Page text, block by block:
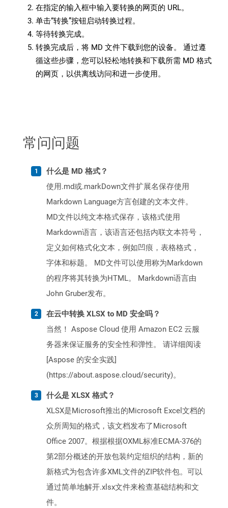
在指定的输入框中输入要转换的网页的 URL。
单击“转换”按钮启动转换过程。
等待转换完成。
转换完成后，将 MD 文件下载到您的设备。 通过遵
循这些步骤，您可以轻松地转换和下载所需 MD 格式
的网页，以供离线访问和进一步使用。
常问问题
什么是 MD 格式？
使用.md或.markDown文件扩展名保存使用
Markdown Language方言创建的文本文件。
MD文件以纯文本格式保存，该格式使用
Markdown语言，该语言还包括内联文本符号，
定义如何格式化文本，例如凹痕，表格格式，
字体和标题。 MD文件可以使用称为Markdown
的程序将其转换为HTML。 Markdown语言由
John Gruber发布。
在云中转换 XLSX to MD 安全吗？
当然！ Aspose Cloud 使用 Amazon EC2 云服
务器来保证服务的安全性和弹性。 请详细阅读
[Aspose 的安全实践]
(https://about.aspose.cloud/security)。
什么是 XLSX 格式？
XLSX是Microsoft推出的Microsoft Excel文档的
众所周知的格式，该文档发布了Microsoft
Office 2007。根据根据OXML标准ECMA-376的
第2部分概述的开放包装约定组织的结构，新的
新格式为包含许多XML文件的ZIP软件包。可以
通过简单地解开.xlsx文件来检查基础结构和文
件。